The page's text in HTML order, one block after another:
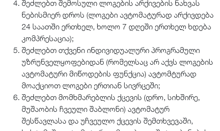
შეძლებთ შემოსული ლოგების არქივების ნახვას
ნებისმიერ დროს (ლოგები ავტომატურად არქივდება
24 საათში ერთხელ, ხოლო 7 დღეში ერთხელ ხდება
კომპრესაცია);
შეძლებთ თქვენი ინდივიდუალური პროგრამული
უზრუნველყოფებიდან (რომელსაც არ აქვს ლოგების
ავტომატური მიწოდების ფუნქცია) ავტომტურად
მოაქციოთ ლოგები ერთიან სივრცეში;
შეძლებთ მომხმარებლის ქცევის (დრო, სიხშირე,
მუშაობის ჩვეული შაბლონი) ავტომატურ
შესწავლასა და უჩვეულო ქცევის შემთხვევაში,